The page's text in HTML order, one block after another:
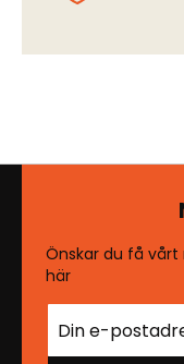
Önskar du få vårt
här